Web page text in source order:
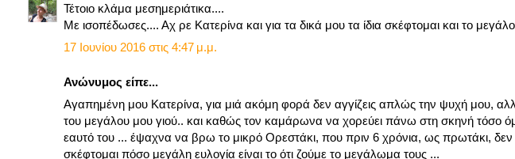
Τέτοιο κλάμα μεσημεριάτικα....
Με ισοπέδωσες.... Αχ ρε Κατερίνα και για τα δικά μου τα ίδια σκέφτομαι και το
17 Ιουνίου 2016 στις 4:47 μ.μ.
Ανώνυμος είπε...
Αγαπημένη μου Κατερίνα, για μιά ακόμη φορά δεν αγγίζεις απλώς την ψυχή μου,
του μεγάλου μου γιού.. και καθώς τον καμάρωνα να χορεύει πάνω στη σκηνή τόσο
εαυτό του ... έψαχνα να βρω το μικρό Ορεστάκι, που πριν 6 χρόνια, ως πρωτάκι, δεν
σκέφτομαι πόσο μεγάλη ευλογία είναι το ότι ζούμε το μεγάλωμα τους ...